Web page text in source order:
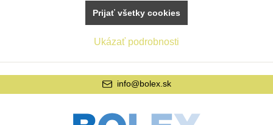
info@bolex.sk
Ukázať podrobnosti
Prijať všetky cookies